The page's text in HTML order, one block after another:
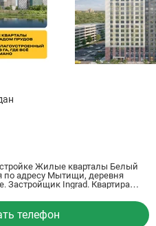
Жилые кварталы Белый
по адресу Мытищи, деревня
Застройщик Ingrad. Квартира
отделкой, в 26 минутах на
Медведково. Общая площадь
ID квартиры на СтройкиРУ
телефон